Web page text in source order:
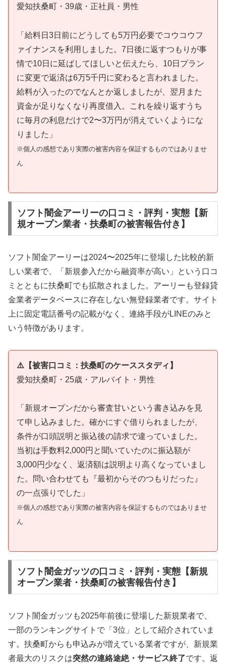
愛知扶桑町・39歳・正社員・男性
「給料日3日前にどうしても5万円必要でコウコウフ
ァイナンスを利用しました。7日後に返すつもりが事
情で10日に延ばしてほしいと伝えたら、10日プラン
に変更で返済は6万5千円に変わると言われました。
給料が入ったのでなんとか返しましたが、翌月また
資金が足りなくなり再度借入。これを繰り返すうち
に毎月の利息だけで2〜3万円が消えていくようにな
りました」
※個人の感想であり実際の被害内容を保証するものではありませ
ん
ソフト闇金アーリーの口コミ・評判・実態【新
規オープン業者・扶桑町の被害報告付き】
ソフト闇金アーリーは2024〜2025年に登場した比較的新
しい業者で、「新規参入だから融資率が高い」という口コ
ミとともに扶桑町でも拡散されました。アーリーも登録貸
金業者データベースに存在しない無登録業者です。サイト
上に固定電話番号の記載がなく、連絡手段がLINEのみと
いう特徴があります。
⚠️【被害口コミ：扶桑町のケーススタディ】
愛知扶桑町・25歳・アルバイト・男性
「新規オープンだから審査甘いという書き込みを見
て申し込みました。確かにすぐ借りられましたが、
条件が口頭説明と振込後の請求で違っていました。
当初は手数料2,000円と聞いていたのに振込額が
3,000円少なく、返済額は説明より高くなっていまし
た。問い合わせても『最初からそのつもりだった』
の一点張りでした」
※個人の感想であり実際の被害内容を保証するものではありませ
ん
ソフト闇金ガッツの口コミ・評判・実態【新規
オープン業者・扶桑町の被害報告付き】
ソフト闇金ガッツも2025年前後に登場した新規業者で、
一部のランキングサイトで「3位」として紹介されていま
す。扶桑町からも申込みが増えている業者ですが、新規業
者最大のリスクは突然の連絡途絶・サービス終了です。返